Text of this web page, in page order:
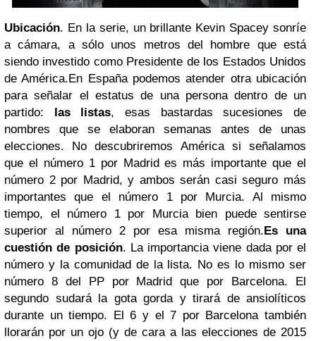
Ubicación. En la serie, un brillante Kevin Spacey sonríe
a cámara, a sólo unos metros del hombre que está
siendo investido como Presidente de los Estados Unidos
de América.En España podemos atender otra ubicación
para señalar el estatus de una persona dentro de un
partido: las listas, esas bastardas sucesiones de
nombres que se elaboran semanas antes de unas
elecciones. No descubriremos América si señalamos
que el número 1 por Madrid es más importante que el
número 2 por Madrid, y ambos serán casi seguro más
importantes que el número 1 por Murcia. Al mismo
tiempo, el número 1 por Murcia bien puede sentirse
superior al número 2 por esa misma región.Es una
cuestión de posición. La importancia viene dada por el
número y la comunidad de la lista. No es lo mismo ser
número 8 del PP por Madrid que por Barcelona. El
segundo sudará la gota gorda y tirará de ansiolíticos
durante un tiempo. El 6 y el 7 por Barcelona también
llorarán por un ojo (y de cara a las elecciones de 2015